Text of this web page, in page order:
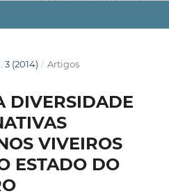
3 (2014) / Artigos
DIVERSIDADE
VIVEIROS
ESTADO DO